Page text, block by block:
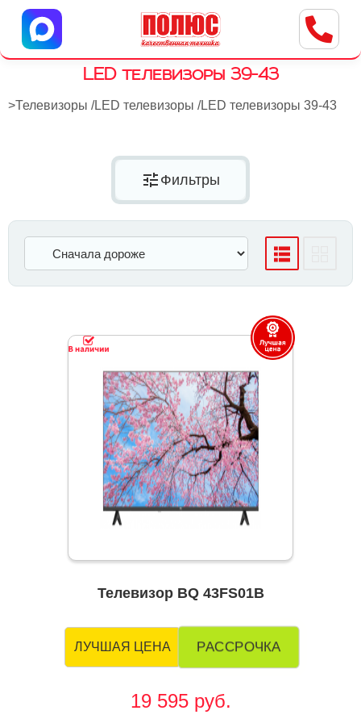
Центр бытовой техники
г. Ульяновск, ул. Пушкарева, 8a
LED телевизоры 39-43
>Телевизоры /LED телевизоры /LED телевизоры 39-43
tune Фильтры
Телевизор BQ 43FS01B
ЛУЧШАЯ ЦЕНА РАССРОЧКА
19 595 руб.